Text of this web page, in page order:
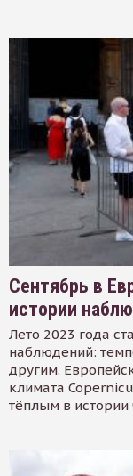
Сентябрь в
истории
Лето 2023 года
наблюдений:
другим.
климата
тёплым в истории